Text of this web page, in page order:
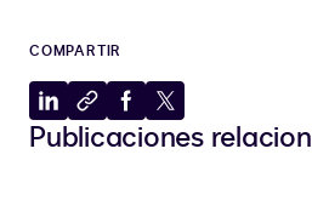
COMPARTIR
Compartir
en
Copiar
al
Compartir
en
Compartir
en
Publicaciones